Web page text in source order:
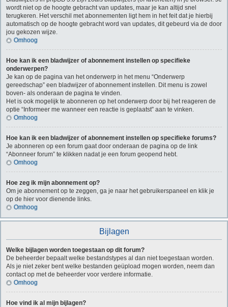
wordt niet op de hoogte gebracht van updates, maar je kan altijd snel
terugkeren. Het verschil met abonnementen ligt hem in het feit dat je hierbij
automatisch op de hoogte gebracht word van updates, dit gebeurd via de door
jou gekozen wijze.
Omhoog
Hoe kan ik een bladwijzer of abonnement instellen op specifieke
onderwerpen?
Je kan op de pagina van het onderwerp in het menu “Onderwerp
gereedschap” een bladwijzer of abonnement instellen. Dit menu is zowel
boven- als onderaan de pagina te vinden.
Het is ook mogelijk te abonneren op het onderwerp door bij het reageren de
optie “Informeer me wanneer een reactie is geplaatst” aan te vinken.
Omhoog
Hoe kan ik een bladwijzer of abonnement instellen op specifieke forums?
Je abonneren op een forum gaat door onderaan de pagina op de link
“Abonneer forum” te klikken nadat je een forum geopend hebt.
Omhoog
Hoe zeg ik mijn abonnement op?
Om je abonnement op te zeggen, ga je naar het gebruikerspaneel en klik je
op de hier voor dienende links.
Omhoog
Bijlagen
Welke bijlagen worden toegestaan op dit forum?
De beheerder bepaalt welke bestandstypes al dan niet toegestaan worden.
Als je niet zeker bent welke bestanden geüpload mogen worden, neem dan
contact op met de beheerder voor verdere informatie.
Omhoog
Hoe vind ik al mijn bijlagen?